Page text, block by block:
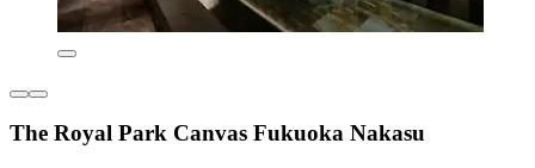
The Royal Park Canvas Fukuoka Nakasu